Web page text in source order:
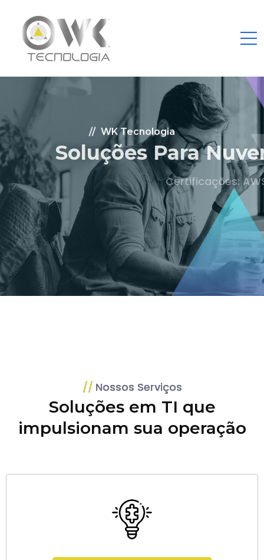
WK Tecnologia
Soluções Para Nuvem.
Certificações: AWS Partner, Microsoft Gold
Fale Conosco
Nossos Serviços
Soluções em TI que
impulsionam sua operação